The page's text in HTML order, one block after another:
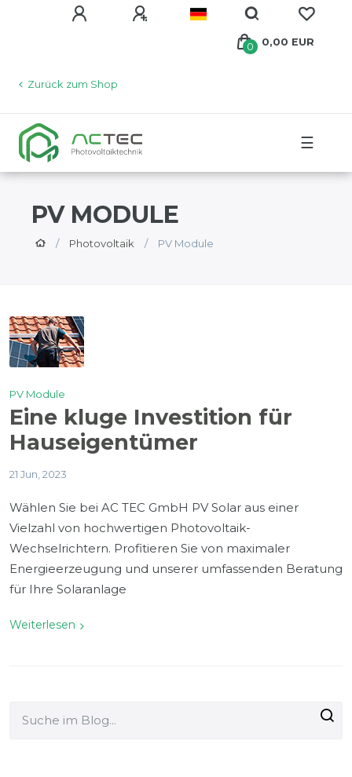
Zurück zum Shop
0 0,00 EUR
☰
PV MODULE
Photovoltaik PV Module
PV Module
Eine kluge Investition für
Hauseigentümer
21 Jun, 2023
Wählen Sie bei AC TEC GmbH PV Solar aus einer
Vielzahl von hochwertigen Photovoltaik-
Wechselrichtern. Profitieren Sie von maximaler
Energieerzeugung und unserer umfassenden Beratung
für Ihre Solaranlage
Weiterlesen